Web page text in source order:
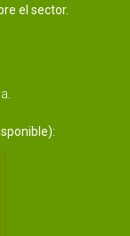
el sector.
.